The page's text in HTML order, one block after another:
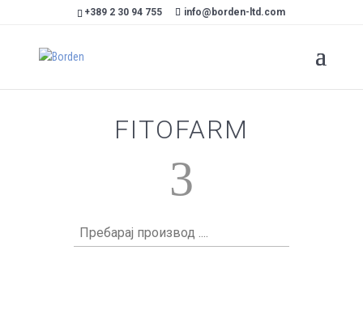
+389 2 30 94 755 info@borden-ltd.com
FITOFARM
3
Пребарај